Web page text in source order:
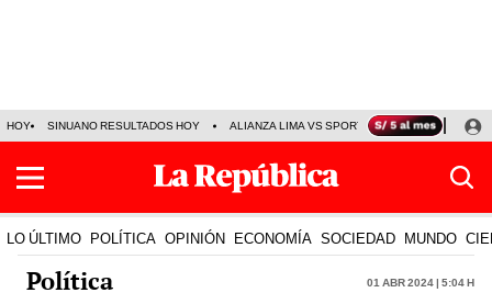
HOY SINUANO RESULTADOS HOY ALIANZA LIMA VS SPORT BOYS JORGE
LO ÚLTIMO POLÍTICA OPINIÓN ECONOMÍA SOCIEDAD MUNDO
Política 01 Abr 2024 | 5:04 h